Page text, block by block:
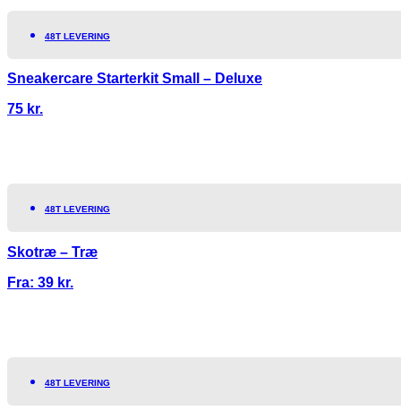
48T LEVERING
Sneakercare Starterkit Small – Deluxe
75 kr.
48T LEVERING
Skotræ – Træ
Fra: 39 kr.
48T LEVERING